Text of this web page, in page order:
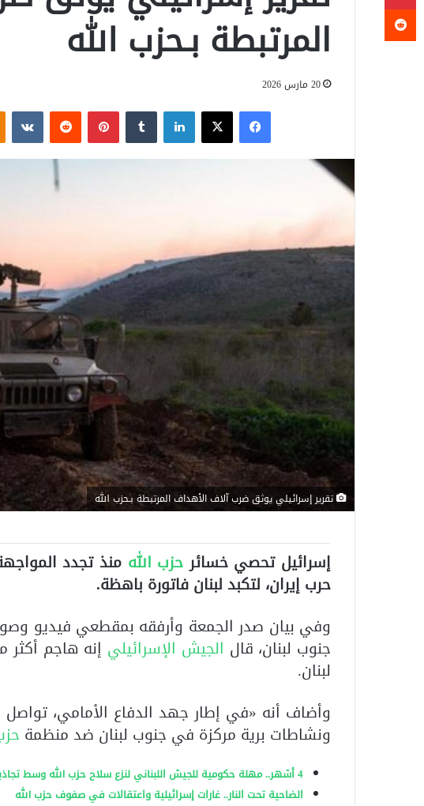
المرتبطة بـحزب الله
20 مارس 2026
فيسبوك ‫X لينكدإن بينتيريست
تقرير إسرائيلي يوثق ضرب آلاف الأهداف المرتبطة بـحزب الله
إسرائيل تحصي خسائر حزب الله منذ تجدد
حرب إيران، لتكبد لبنان فاتورة باهظة.
وفي بيان صدر الجمعة وأرفقه بمقطعي فيديو
جنوب لبنان، قال الجيش الإسرائيلي
لبنان.
ونشاطات برية مركزة في جنوب لبنان ضد منظمة
4 أشهر.. مهلة حكومية للجيش اللبناني لنزع سلاح حزب الله وسط تجاذبات داخلية وضغوط دولية
الضاحية تحت النار.. غارات إسرائيلية واعتقالات في صفوف حزب الله